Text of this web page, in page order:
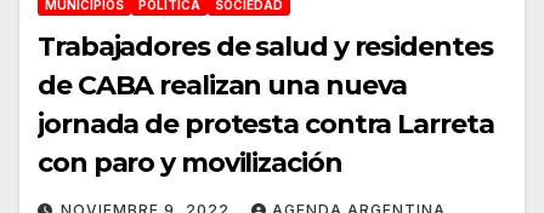
MUNICIPIOS POLÍTICA SOCIEDAD
Trabajadores de salud y residentes
de CABA realizan una nueva
jornada de protesta contra Larreta
con paro y movilización